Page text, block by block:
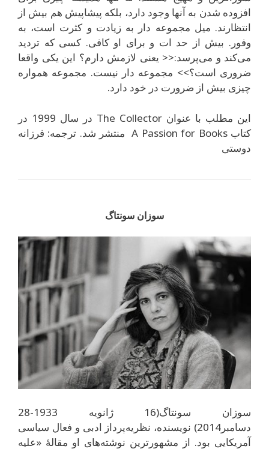
افزوده شدن به آنها وجود دارد، بلکه پیشاپیش هم بیش از
انتظارند. میل مجموعه دار به زیادت و کثرت است، به
وفور. بیش از حد ات و برای او کافی. کسی که تردید
می‌کند و می‌پرسد:<< یعنی لازمش دارم؟ این یکی واقعا
ضروری است؟>> مجموعه دار نیست. مجموعه همواره
چیزی بیش از ضرورت در خود دارد.
این مطلب با عنوان The Collector در سال 1999 در
کتاب A Passion for Books منتشر شد. ترجمه: فرزانه
دوستی
سوزان سونتاگ
سوزان سونتاگ(16 ژانویه 1933-28
دسامبر2014) نویسنده، نظریه‌پرداز ادبی و فعال سیاسی
آمریکایی بود. از مشهورترین نوشته‌های او مقالهٔ «علیه